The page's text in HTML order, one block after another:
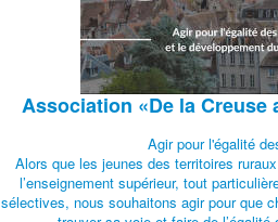
Association «De la Creuse
Agir pour l'égalité
Alors que les jeunes des territoires
l’enseignement supérieur, tout
sélectives, nous souhaitons agir pour que